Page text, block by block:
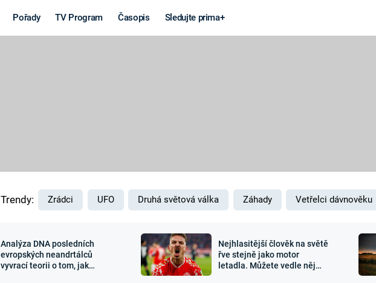
Pořady TV Program Časopis Sledujte prima+
MARS
Výročí
Záhady a
konspirace
FILMY
Trendy: Zrádci UFO Druhá světová válka Záhady Vetřelci dávnověku
Analýza DNA posledních
evropských neandrtálců
vyvrací teorii o tom, jak
Nejhlasitější člověk na světě
řve stejně jako motor
letadla. Můžete vedle něj